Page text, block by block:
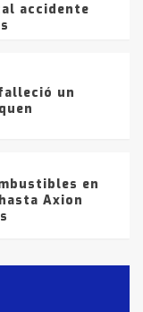
accidente
un
en
Axion